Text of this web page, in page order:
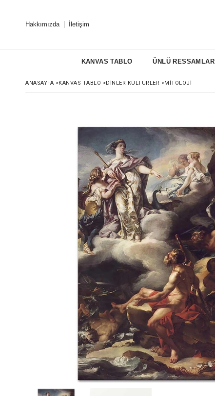
Hakkımızda İletişim
KANVAS TABLO ÜNLÜ RESSAMLAR
ANASAYFA >KANVAS TABLO >DINLER KÜLTÜRLER >MITOLOJI